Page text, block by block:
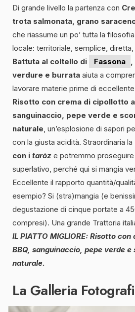
Di grande livello la partenza con
trota salmonata, grano
che riassume un po’ tutta la
locale: territoriale, semplice,
Battuta al coltello di
Fassona ,
verdure e burrata aiuta a
lavorare materie prime di
Risotto con crema di cipollotto
sanguinaccio, pepe verde e
naturale, un’esplosione di sapori
con la giusta acidità. Straordinaria la
con i taròz e potremmo
superlativo, perché qui si mangia
Eccellente il rapporto quantità/
esempio? Si (stra)mangia (e
degustazione di cinque portate a
compresi). Una grande Trattoria
IL PIATTO MIGLIORE: Risotto
BBQ, sanguinaccio, pepe verde
naturale.
La Galleria